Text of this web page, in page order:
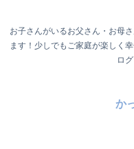
お子さんがいるお父さん・お母
ます！少しでもご家庭が楽しく
ロ
か